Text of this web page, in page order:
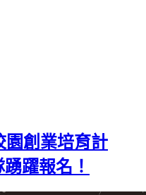
園創業培育計
躍報名！